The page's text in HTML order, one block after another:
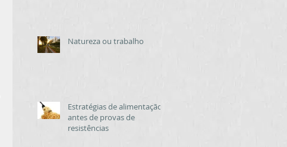
Natureza ou trabalho
Estratégias de alimentação
antes de provas de
resistências